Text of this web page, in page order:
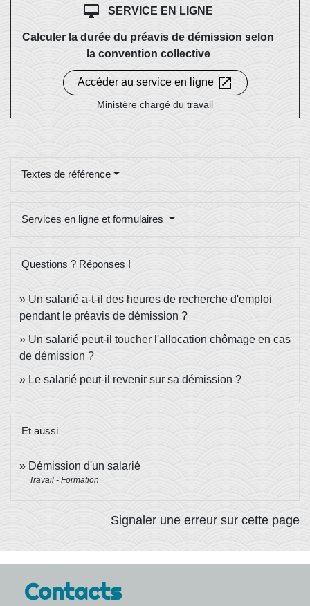
desktop_mac SERVICE EN LIGNE
Calculer la durée du préavis de démission selon
la convention collective
Accéder au service en ligne open_in_new
Ministère chargé du travail
Textes de référence
Services en ligne et formulaires
Questions ? Réponses !
Un salarié a-t-il des heures de recherche d'emploi
pendant le préavis de démission ?
Un salarié peut-il toucher l'allocation chômage en cas
de démission ?
Le salarié peut-il revenir sur sa démission ?
Et aussi
Démission d'un salarié
Travail - Formation
Signaler une erreur sur cette page
Contacts